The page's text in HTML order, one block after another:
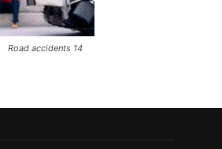
Road accidents 14